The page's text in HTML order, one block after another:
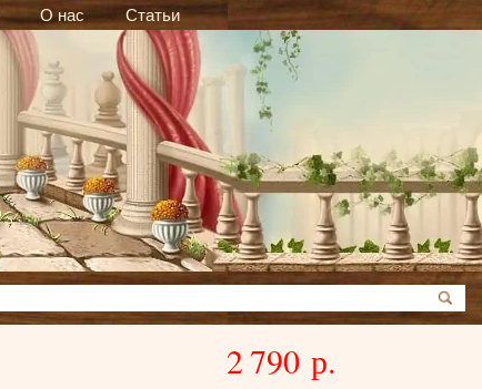
О нас Статьи
2 790 р.